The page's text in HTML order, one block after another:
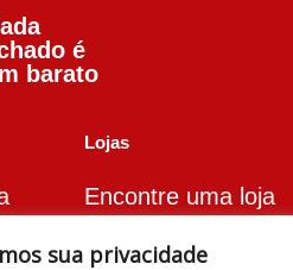
sua privacidade
é
barato
Lojas
Encontre uma loja